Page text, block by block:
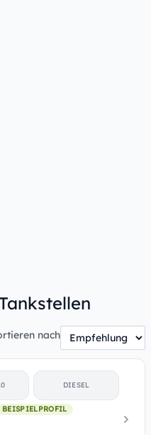
nach
DIESEL
BEISPIELPROFIL